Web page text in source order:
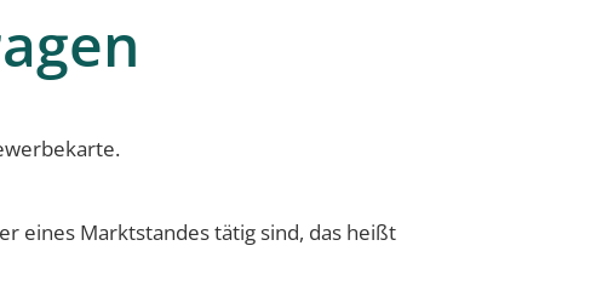
eines Marktstandes tätig sind, das heißt